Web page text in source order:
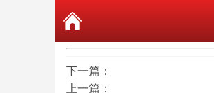
下一篇：
上一篇：